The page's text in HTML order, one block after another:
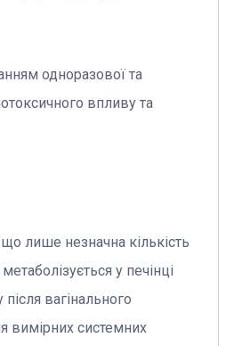
одноразової та
впливу та
лише незначна кількість
у печінці
вагінального
вимірних системних